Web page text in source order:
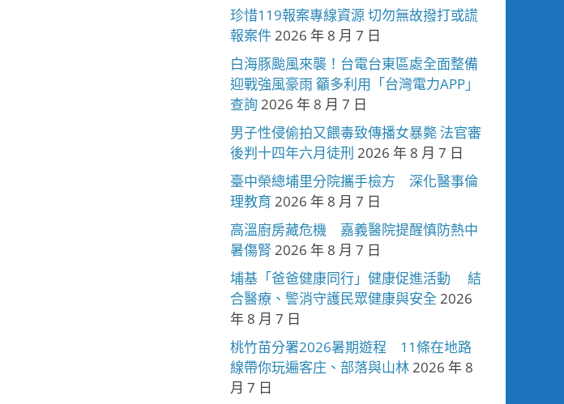
珍惜119報案專線資源 切勿無故撥打或謊
報案件2026 年 8 月 7 日
白海豚颱風來襲！台電台東區處全面整備
迎戰強風豪雨 籲多利用「台灣電力APP」
查詢 2026 年 8 月 7 日
男子性侵偷拍又餵毒致傳播女暴斃 法官審
後判十四年六月徒刑 2026 年 8 月 7 日
臺中榮總埔里分院攜手檢方 深化醫事倫
理教育 2026 年 8 月 7 日
高溫廚房藏危機 嘉義醫院提醒慎防熱中
暑傷腎 2026 年 8 月 7 日
埔基「爸爸健康同行」健康促進活動 結
合醫療、警消守護民眾健康與安全 2026
年 8 月 7 日
桃竹苗分署2026暑期遊程 11條在地路
線帶你玩遍客庄、部落與山林2026 年 8
月 7 日